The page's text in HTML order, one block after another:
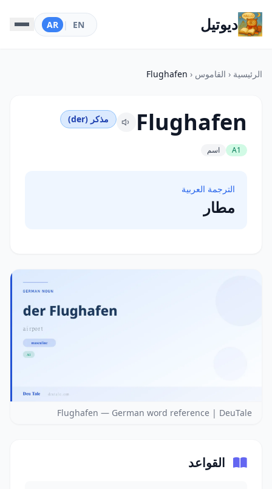
ديوتيل EN
|
AR
الرئيسية ‹ القاموس ‹
Flughafen
Flughafen مذكر (der)
A1 اسم
الترجمة العربية
مطار
Flughafen — German word reference | DeuTale
القواعد